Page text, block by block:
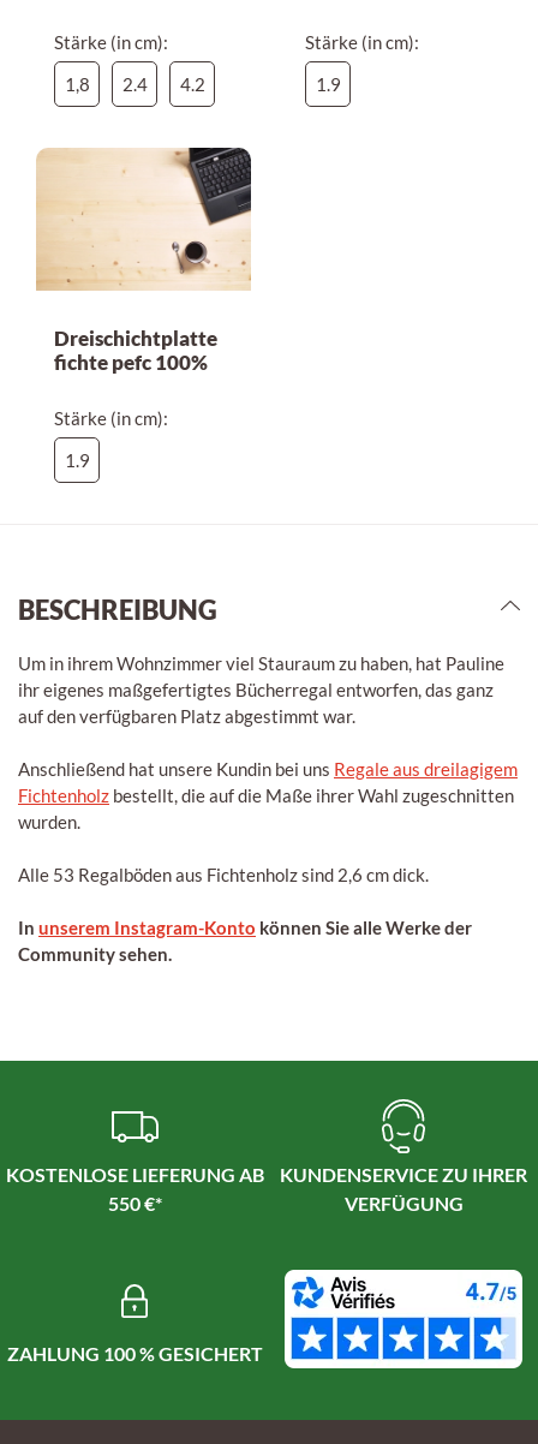
Stärke (in cm):
1,8
2.4 4.2
Stärke (in cm):
1.9
Dreischichtplatte
fichte pefc 100%
Stärke (in cm):
1.9
BESCHREIBUNG
Um in ihrem Wohnzimmer viel Stauraum zu haben, hat Pauline
ihr eigenes maßgefertigtes Bücherregal entworfen, das ganz
auf den verfügbaren Platz abgestimmt war.
Anschließend hat unsere Kundin bei uns Regale aus dreilagigem
Fichtenholz bestellt, die auf die Maße ihrer Wahl zugeschnitten
wurden.
Alle 53 Regalböden aus Fichtenholz sind 2,6 cm dick.
In unserem Instagram-Konto können Sie alle Werke der
Community sehen.
KOSTENLOSE LIEFERUNG AB
550 €*
KUNDENSERVICE ZU IHRER
VERFÜGUNG
ZAHLUNG 100 % GESICHERT